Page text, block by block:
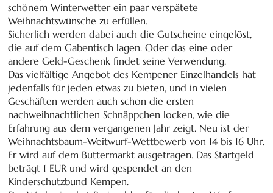
schönem Winterwetter ein paar verspätete
Weihnachtswünsche zu erfüllen.
Sicherlich werden dabei auch die Gutscheine eingelöst,
die auf dem Gabentisch lagen. Oder das eine oder
andere Geld-Geschenk findet seine Verwendung.
Das vielfältige Angebot des Kempener Einzelhandels hat
jedenfalls für jeden etwas zu bieten, und in vielen
Geschäften werden auch schon die ersten
nachweihnachtlichen Schnäppchen locken, wie die
Erfahrung aus dem vergangenen Jahr zeigt. Neu ist der
Weihnachtsbaum-Weitwurf-Wettbewerb von 14 bis 16 Uhr.
Er wird auf dem Buttermarkt ausgetragen. Das Startgeld
beträgt 1 EUR und wird gespendet an den
Kinderschutzbund Kempen.